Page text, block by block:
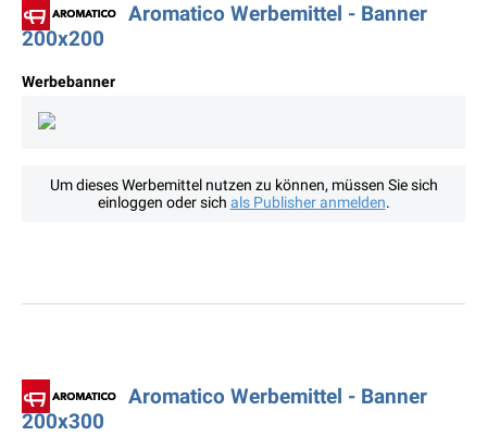
Aromatico Werbemittel - Banner
200x200
Werbebanner
Um dieses Werbemittel nutzen zu können, müssen Sie sich
einloggen oder sich als Publisher anmelden.
Aromatico Werbemittel - Banner
200x300